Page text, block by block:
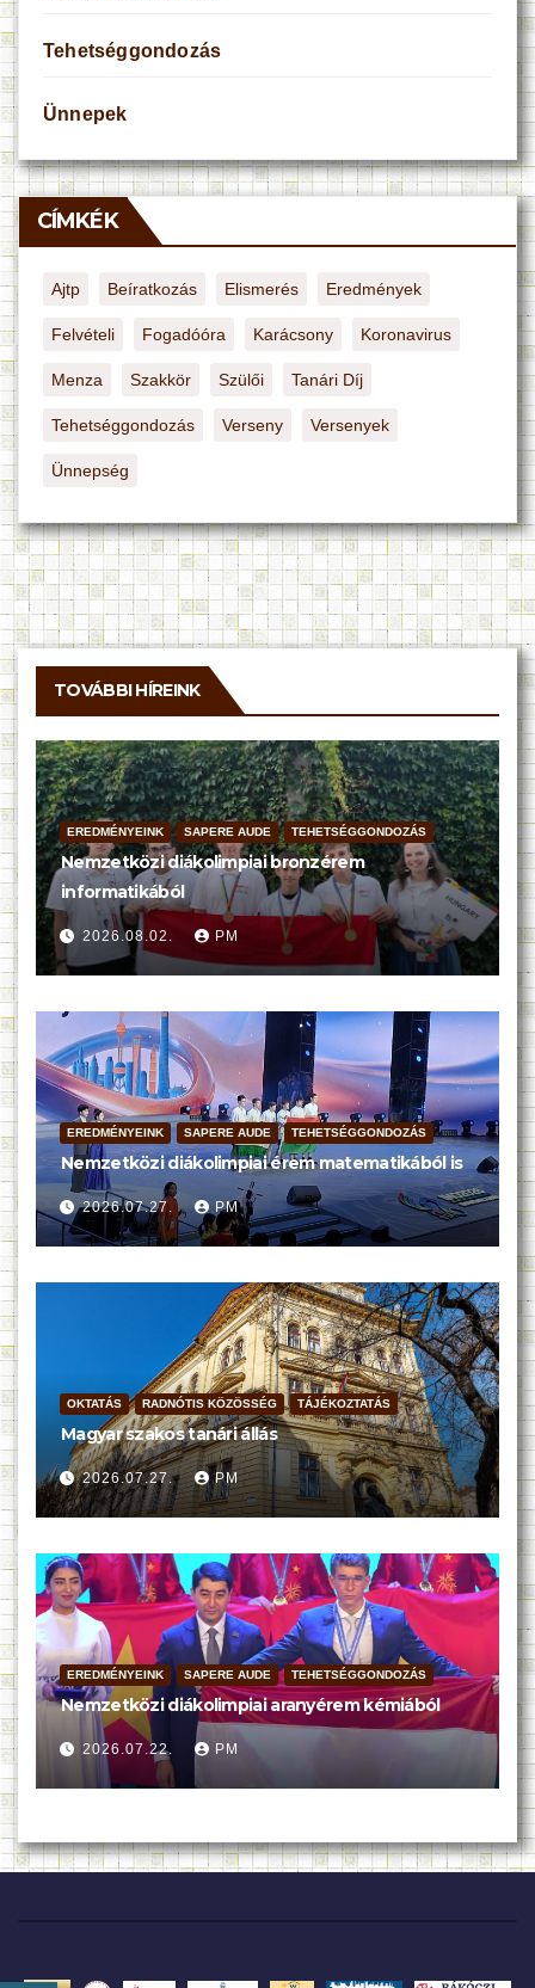
Tehetséggondozás
Ünnepek
CÍMKÉK
Ajtp Beíratkozás Elismerés Eredmények
Felvételi Fogadóóra Karácsony Koronavirus
Menza Szakkör Szülői Tanári Díj
Tehetséggondozás Verseny Versenyek
Ünnepség
TOVÁBBI HÍREINK
EREDMÉNYEINK SAPERE AUDE TEHETSÉGGONDOZÁS
Nemzetközi diákolimpiai bronzérem
informatikából
2026.08.02. PM
EREDMÉNYEINK SAPERE AUDE TEHETSÉGGONDOZÁS
Nemzetközi diákolimpiai érem matematikából is
2026.07.27. PM
OKTATÁS RADNÓTIS KÖZÖSSÉG TÁJÉKOZTATÁS
Magyar szakos tanári állás
2026.07.27. PM
EREDMÉNYEINK SAPERE AUDE TEHETSÉGGONDOZÁS
Nemzetközi diákolimpiai aranyérem kémiából
2026.07.22. PM